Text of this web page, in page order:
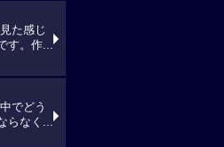
た感じ
す。作...
でどう
らなく...